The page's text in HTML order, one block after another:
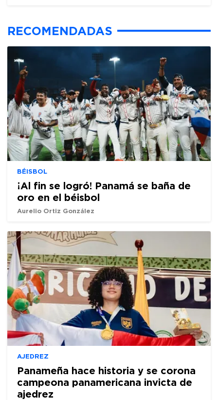
RECOMENDADAS
BÉISBOL
¡Al fin se logró! Panamá se baña de
oro en el béisbol
Aurelio Ortiz González
AJEDREZ
Panameña hace historia y se corona
campeona panamericana invicta de
ajedrez